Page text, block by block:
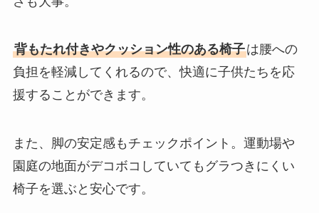
背もたれ付きやクッション性のある椅子は腰への
負担を軽減してくれるので、快適に子供たちを応
援することができます。
また、脚の安定感もチェックポイント。運動場や
園庭の地面がデコボコしていてもグラつきにくい
椅子を選ぶと安心です。